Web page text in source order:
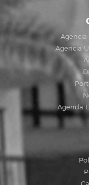
Agencia
Agencia
Agenda